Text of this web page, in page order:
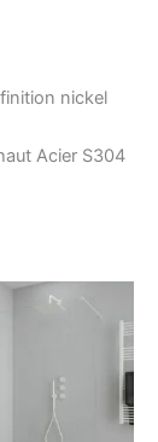
nickel
Acier S304